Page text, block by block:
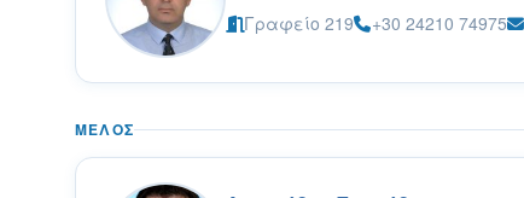
Γραφείο 219
+30 24210 74975
ΜΈΛΟΣ